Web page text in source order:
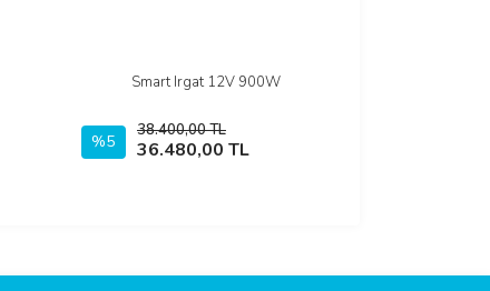
Smart Irgat 12V 900W
%5
38.400,00 TL
36.480,00 TL
İncele
Sepete Ekle